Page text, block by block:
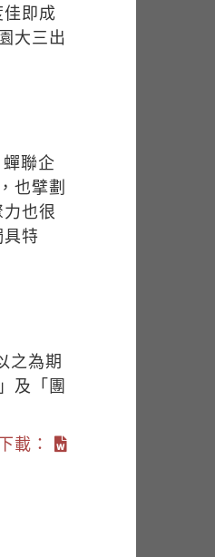
即成
大三出
聯企
也擘劃
也很
特
之為期
及「團
載：